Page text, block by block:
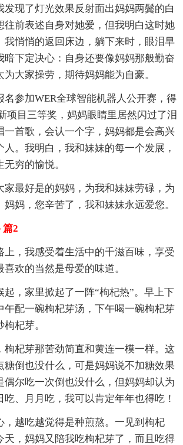
发现了灯光效果反射面出妈妈两鬓的白
往前表述自身对她爱，但我明白这时她
我悄悄的返回床边，躺下来时，眼泪早
暗下定决心：自身还要像妈妈那般勤奋
大家操劳，期待妈妈能为自豪。
名参加WER全球智能机器人公开赛，得
项目三等奖，妈妈眼睛里居然闪过了泪
一首歌，会认一个字，妈妈都是会高兴
。我明白，我和妹妹的每一个发展，
穷的愉悦。
家最好是的妈妈，为我和妹妹劳碌，为
妈，您辛苦了，我和妹妹永远爱您。
篇2
上，我感受着生活中的千滋百味，享受
欢的当然是母爱的味道。
起，家里掀起了一阵“枸杞热”。早上下
午配一碗枸杞芽汤，下午喝一碗枸杞芽
杞芽。
枸杞芽那苦劲简直和黄连一模一样。这
糖倒也没什么，可是妈妈说不加糖效果
偶尔吃一次倒也没什么，但妈妈却认为
、月月吃，我可以肯定年年也得吃！
，越吃越觉得是种煎熬。一见到枸杞
天，妈妈又陪我吃枸杞芽了，而且吃得